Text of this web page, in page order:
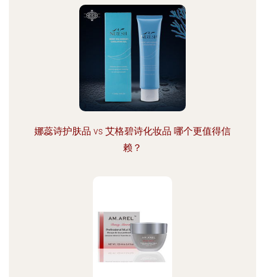
娜蕊诗护肤品 vs 艾格碧诗化妆品 哪个更值得信
赖？